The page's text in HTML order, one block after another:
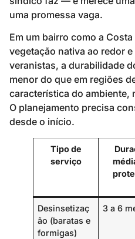
uma promessa vaga.
Em um bairro como a
vegetação nativa ao redor
veranistas, a durabilidade
menor do que em regiões
característica do ambiente,
O planejamento precisa
desde o início.
Tipo de
serviço
Desinsetizaç
ão (baratas e
formigas)
3 a 6